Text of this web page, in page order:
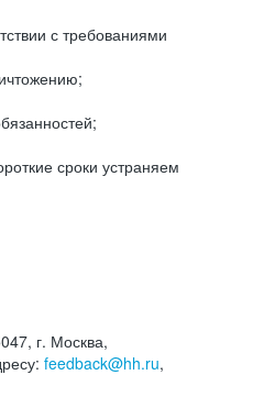
с требованиями
сроки устраняем
г. Москва,
feedback@hh.ru,